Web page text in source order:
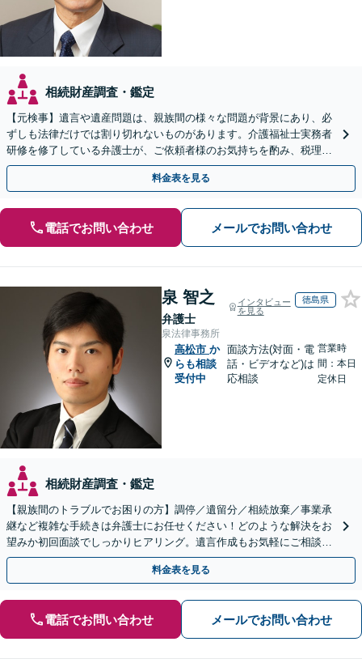
相続財産調査・鑑定
【元検事】遺言や遺産問題は、親族間の様々な問題が背景にあり、必
ずしも法律だけでは割り切れないものがあります。介護福祉士実務者
研修を修了している弁護士が、ご依頼者様のお気持ちを酌み、税理士
など他士業とも密接に連携しながら丁寧に対応いたします。
料金表を見る
電話でお問い合わせ メールでお問い合わせ
泉 智之
弁護士
インタビュー
を見る
徳島県
泉法律事務所
高松市 か
らも相談
受付中
面談方法(対面・電
話・ビデオなど)は
応相談
営業時
間：本日
定休日
相続財産調査・鑑定
【親族間のトラブルでお困りの方】調停／遺留分／相続放棄／事業承
継など複雑な手続きは弁護士にお任せください！どのような解決をお
望みか初回面談でしっかりヒアリング。遺言作成もお気軽にご相談く
ださい。
料金表を見る
電話でお問い合わせ メールでお問い合わせ